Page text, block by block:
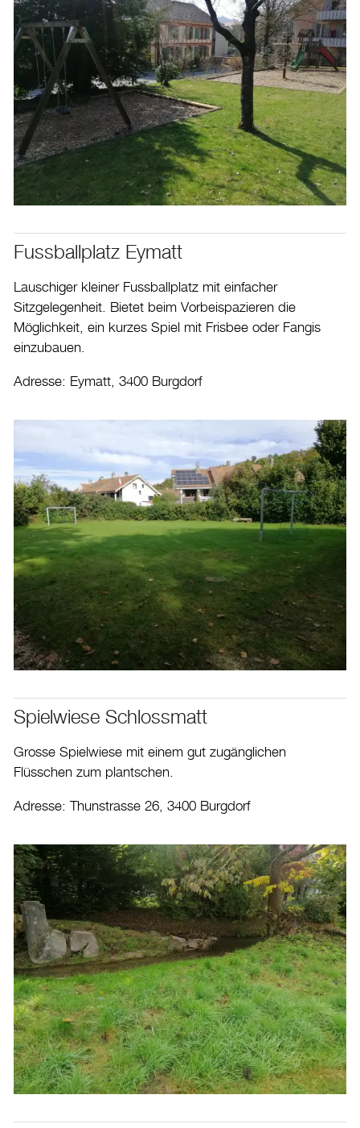
Fussballplatz Eymatt
Lauschiger kleiner Fussballplatz mit einfacher
Sitzgelegenheit. Bietet beim Vorbeispazieren die
Möglichkeit, ein kurzes Spiel mit Frisbee oder Fangis
einzubauen.
Adresse: Eymatt, 3400 Burgdorf
Spielwiese Schlossmatt
Grosse Spielwiese mit einem gut zugänglichen
Flüsschen zum plantschen.
Adresse: Thunstrasse 26, 3400 Burgdorf